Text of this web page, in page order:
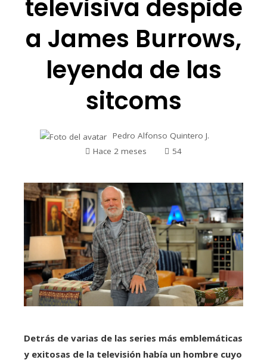
televisiva despide
a James Burrows,
leyenda de las
sitcoms
Pedro Alfonso Quintero J.
Hace 2 meses
54
Detrás de varias de las series más emblemáticas
y exitosas de la televisión había un hombre cuyo